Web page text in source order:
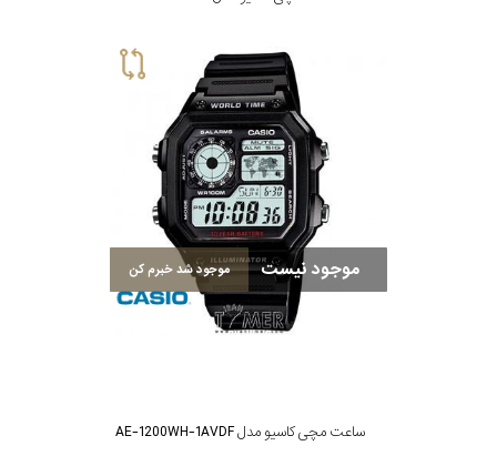
موجود نیست موجود شد خبرم کن
ساعت مچی کاسیو مدل AE-1200WH-1AVDF